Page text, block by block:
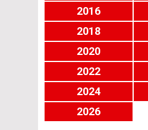
2016
2018
2020
2022
2024
2026